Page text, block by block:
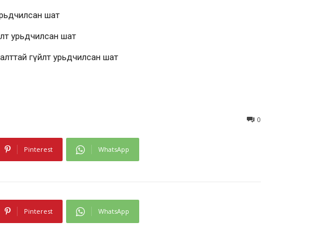
шат
урьдчилсан шат
гүйлт урьдчилсан шат
0
Pinterest WhatsApp
Pinterest WhatsApp